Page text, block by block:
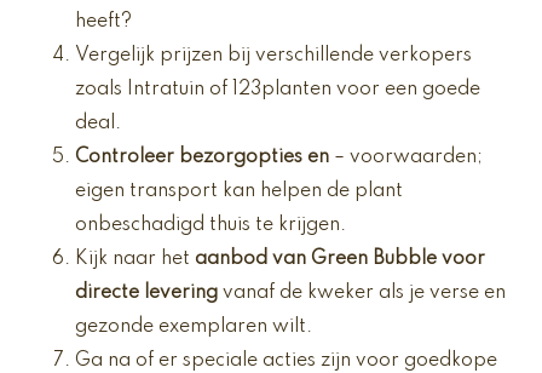
heeft?
Vergelijk prijzen bij verschillende verkopers
zoals Intratuin of 123planten voor een goede
deal.
Controleer bezorgopties en – voorwaarden;
eigen transport kan helpen de plant
onbeschadigd thuis te krijgen.
Kijk naar het aanbod van Green Bubble voor
directe levering vanaf de kweker als je verse en
gezonde exemplaren wilt.
Ga na of er speciale acties zijn voor goedkope